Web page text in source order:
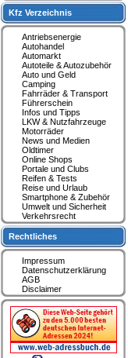
Kfz Verzeichnis
Antriebsenergie
Autohandel
Automarkt
Autoteile & Autozubehör
Auto und Geld
Camping
Fahrräder & Transport
Führerschein
Infos und Tipps
LKW & Nutzfahrzeuge
Motorräder
News und Medien
Oldtimer
Online Shops
Portale und Clubs
Reifen & Tests
Reise und Urlaub
Smartphone & Zubehör
Umwelt und Sicherheit
Verkehrsrecht
Rechtliches
Impressum
Datenschutzerklärung
AGB
Disclaimer